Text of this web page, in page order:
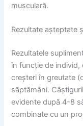
musculară.
Rezultate așteptate
Rezultatele
în funcție de individ,
creșteri în greutate
săptămâni.
evidente după 4-8
combinate cu un